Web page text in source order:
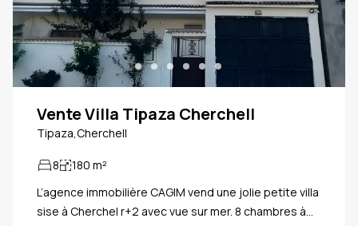
Vente Villa Tipaza Cherchell
Tipaza,Cherchell
8 180 m²
L’agence immobilière CAGIM vend une jolie petite villa
sise à Cherchel r+2 avec vue sur mer. 8 chambres à